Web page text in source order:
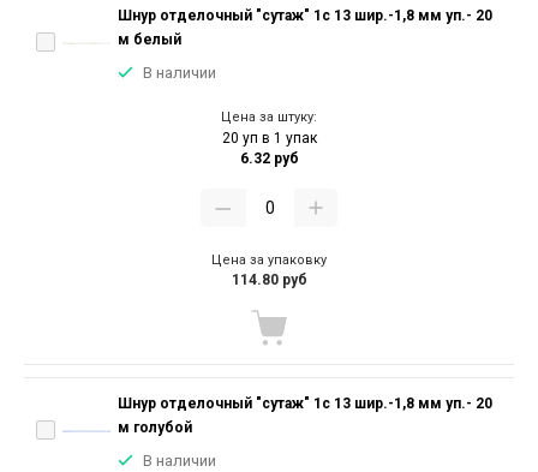
Шнур отделочный "сутаж" 1с 13 шир.-1,8 мм уп.- 20
м белый
В наличии
Цена за штуку:
20 уп в 1 упак
6.32 руб
Цена за упаковку
114.80 руб
Шнур отделочный "сутаж" 1с 13 шир.-1,8 мм уп.- 20
м голубой
В наличии